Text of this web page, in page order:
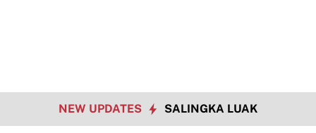
NEW UPDATES SALINGKA LUAK